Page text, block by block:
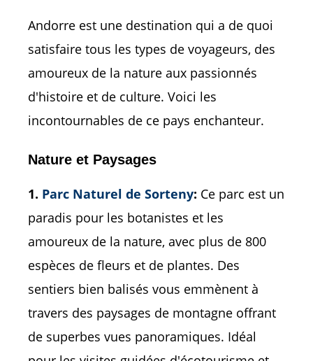
Andorre est une destination qui a de quoi
satisfaire tous les types de voyageurs, des
amoureux de la nature aux passionnés
d'histoire et de culture. Voici les
incontournables de ce pays enchanteur.
Nature et Paysages
1. Parc Naturel de Sorteny: Ce parc est un
paradis pour les botanistes et les
amoureux de la nature, avec plus de 800
espèces de fleurs et de plantes. Des
sentiers bien balisés vous emmènent à
travers des paysages de montagne offrant
de superbes vues panoramiques. Idéal